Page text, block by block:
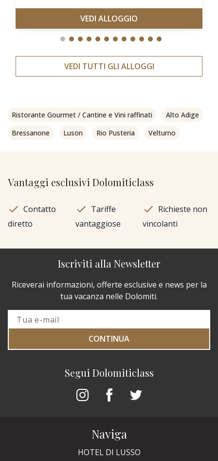
VEDI ALLOGGIO
VEDI TUTTI GLI ALLOGGI
Ristorante Gourmet / Cantine e Vini raffinati
Alto Adige
Bressanone
Luson Rio Pusteria Velturno
Vantaggi esclusivi Dolomiticlass
Contatto
diretto
Tariffe
vantaggiose
Richieste non
vincolanti
Segui Dolomiticlass
Iscriviti alla Newsletter
Riceverai informazioni, offerte esclusive e news per la
tua vacanza nelle Dolomiti.
CONTINUA
Naviga
HOTEL DI LUSSO